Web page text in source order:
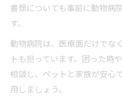
書類についても事前に動物病
す。
動物病院は、医療面だけでな
トも担っています。困った時
相談し、ペットと家族が安心
用しましょう。